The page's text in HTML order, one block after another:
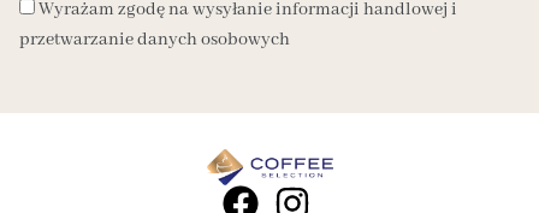
Wyrażam zgodę na wysyłanie informacji handlowej i
przetwarzanie danych osobowych